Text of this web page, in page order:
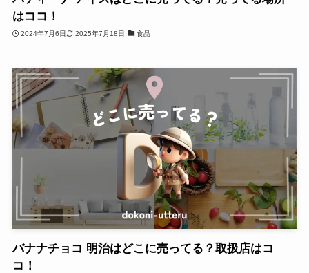
はココ！
2024年7月6日 2025年7月18日 食品
バナナチョコ 明治はどこに売ってる？取扱店はコ
コ！